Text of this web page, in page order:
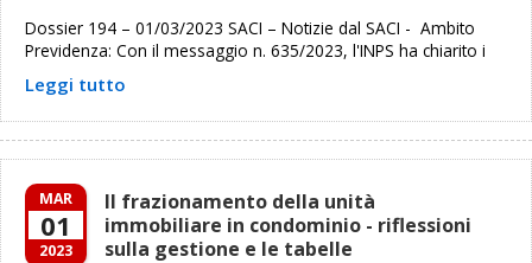
Dossier 194 – 01/03/2023 SACI – Notizie dal SACI - Ambito
Previdenza: Con il messaggio n. 635/2023, l'INPS ha chiarito i
Leggi tutto
MAR
01
2023
Il frazionamento della unità
immobiliare in condominio - riflessioni
sulla gestione e le tabelle